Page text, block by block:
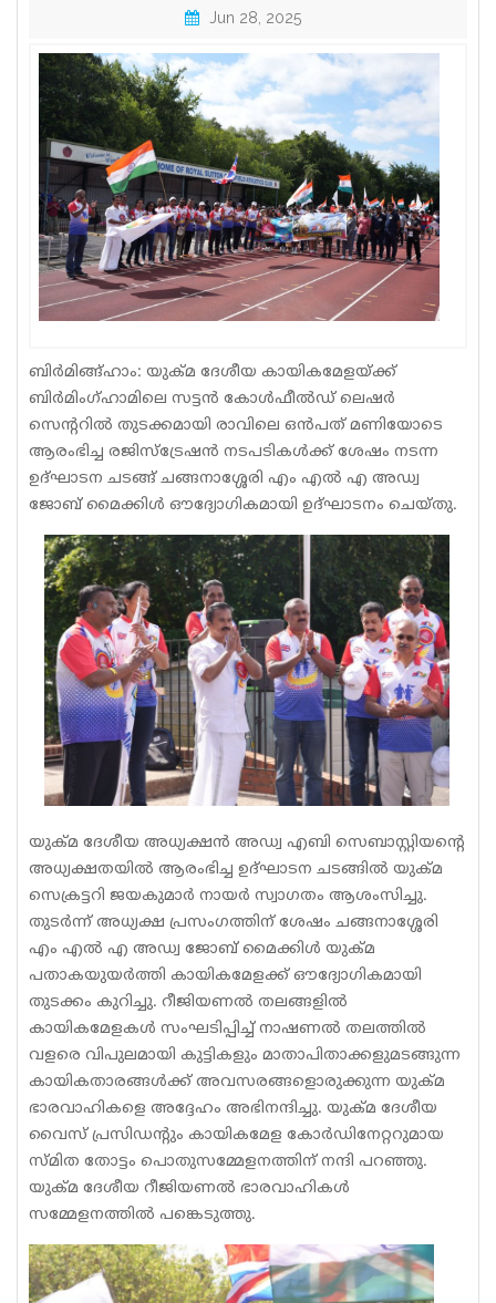
Jwala
Classifieds
Law
Gallery
Jun 28, 2025
ബിർമിങ്ങ്ഹാം: യുക്മ ദേശീയ കായികമേളയ്ക്ക്
ബിർമിംഗ്ഹാമിലെ സട്ടൻ കോൾഫീൽഡ് ലെഷർ
സെന്ററിൽ തുടക്കമായി രാവിലെ ഒൻപത് മണിയോടെ
ആരംഭിച്ച രജിസ്‌ട്രേഷൻ നടപടികൾക്ക് ശേഷം നടന്ന
ഉദ്‌ഘാടന ചടങ്ങ് ചങ്ങനാശ്ശേരി എം എൽ എ അഡ്വ
ജോബ് മൈക്കിൾ ഔദ്യോഗികമായി ഉദ്‌ഘാടനം ചെയ്തു.
യുക്മ ദേശീയ അധ്യക്ഷൻ അഡ്വ എബി സെബാസ്റ്റിയന്റെ
അധ്യക്ഷതയിൽ ആരംഭിച്ച ഉദ്‌ഘാടന ചടങ്ങിൽ യുക്മ
സെക്രട്ടറി ജയകുമാർ നായർ സ്വാഗതം ആശംസിച്ചു.
തുടർന്ന് അധ്യക്ഷ പ്രസംഗത്തിന് ശേഷം ചങ്ങനാശ്ശേരി
എം എൽ എ അഡ്വ ജോബ് മൈക്കിൾ യുക്മ
പതാകയുയർത്തി കായികമേളക്ക് ഔദ്യോഗികമായി
തുടക്കം കുറിച്ചു. റീജിയണൽ തലങ്ങളിൽ
കായികമേളകൾ സംഘടിപ്പിച്ച് നാഷണൽ തലത്തിൽ
വളരെ വിപുലമായി കുട്ടികളും മാതാപിതാക്കളുമടങ്ങുന്ന
കായികതാരങ്ങൾക്ക് അവസരങ്ങളൊരുക്കുന്ന യുക്മ
ഭാരവാഹികളെ അദ്ദേഹം അഭിനന്ദിച്ചു. യുക്മ ദേശീയ
വൈസ് പ്രസിഡന്റും കായികമേള കോർഡിനേറ്ററുമായ
സ്മിത തോട്ടം പൊതുസമ്മേളനത്തിന് നന്ദി പറഞ്ഞു.
യുക്മ ദേശീയ റീജിയണൽ ഭാരവാഹികൾ
സമ്മേളനത്തിൽ പങ്കെടുത്തു.